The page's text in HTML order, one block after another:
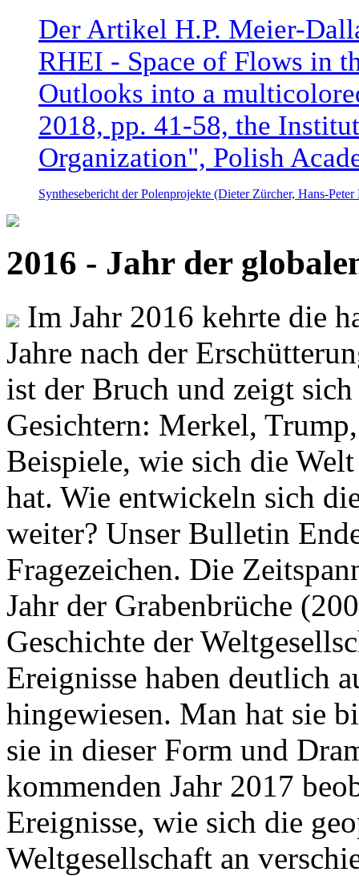
Der Artikel H.P. Meier-
RHEI - Space of Flows in
Outlooks into a
2018, pp. 41-58, the
Organization", Polish
Synthesebericht der Polenprojekte (Dieter Zürcher, Hans-
2016 - Jahr der
Im Jahr 2016 kehrte die
Jahre nach der
ist der Bruch und zeigt
Gesichtern: Merkel,
Beispiele, wie sich die
hat. Wie entwickeln sich
weiter? Unser Bulletin
Fragezeichen. Die
Jahr der Grabenbrüche
Geschichte der
Ereignisse haben deutlich
hingewiesen. Man hat sie
sie in dieser Form und
kommenden Jahr 2017
Ereignisse, wie sich die
Weltgesellschaft an